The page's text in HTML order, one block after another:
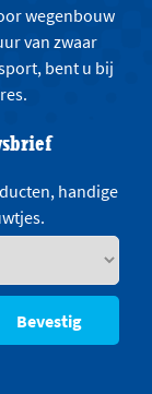
wegenbouw
van zwaar
bent u bij
handige
Bevestig